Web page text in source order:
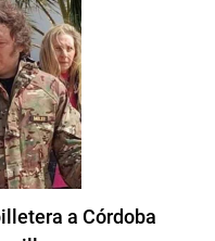
a Córdoba